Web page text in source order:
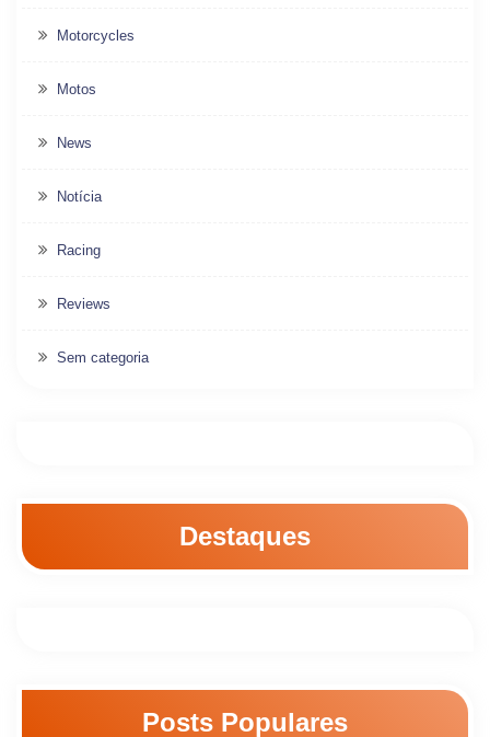
Motorcycles
Motos
News
Notícia
Racing
Reviews
Sem categoria
Destaques
Posts Populares